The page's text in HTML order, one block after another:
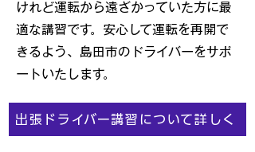
けれど運転から遠ざかっていた方に最
適な講習です。安心して運転を再開で
きるよう、島田市のドライバーをサポ
ートいたします。
出張ドライバー講習について詳しく